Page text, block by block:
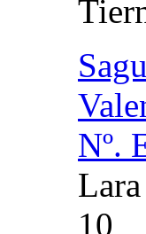
Nº.
10